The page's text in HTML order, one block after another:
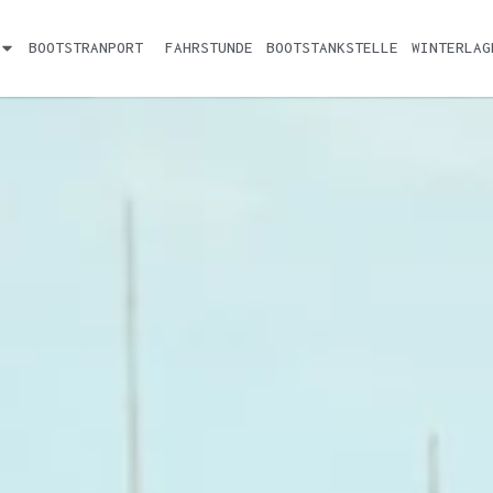
BOOTSTRANPORT FAHRSTUNDE BOOTSTANKSTELLE